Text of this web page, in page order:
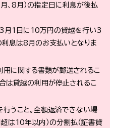
、8月）の指定日に利息が後払
月1日に10万円の貸越を行い3
息は8月のお支払いとなりま
に関する書類が郵送されるこ
は貸越の利用が停止されるこ
うこと。全額返済できない場
は10年以内）の分割払（証書貸